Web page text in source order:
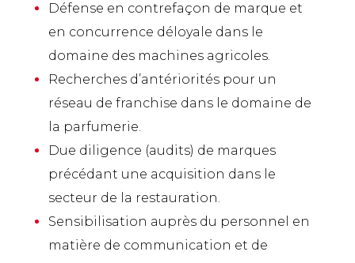
Défense en contrefaçon de marque et
en concurrence déloyale dans le
domaine des machines agricoles.
Recherches d’antériorités pour un
réseau de franchise dans le domaine de
la parfumerie.
Due diligence (audits) de marques
précédant une acquisition dans le
secteur de la restauration.
Sensibilisation auprès du personnel en
matière de communication et de